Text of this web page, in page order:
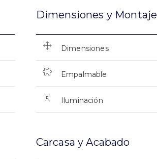
Dimensiones y Montaje
Dimensiones
Empalmable
Iluminación
Carcasa y Acabado